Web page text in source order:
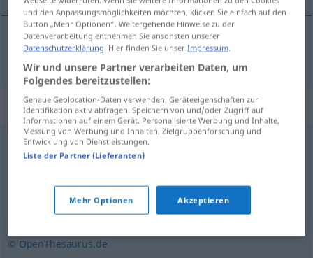
zmérjati beschimpfen
Synonyme für "beschimpfen"
herabsetzen,beleidigen,beschmutzen
anschnauzen,anfahren (ugs.),zurechtweisen,
auseinandernehmen (ugs.)
© OpenThesaurus.de
und den Anpassungsmöglichkeiten möchten, klicken Sie einfach auf den
Button „Mehr Optionen“. Weitergehende Hinweise zu der
Datenverarbeitung entnehmen Sie ansonsten unserer
Datenschutzerklärung. Hier finden Sie unserImpressum.
Wir und unsere Partner verarbeiten Daten, um
Folgendes bereitzustellen:
Genaue Geolocation-Daten verwenden. Geräteeigenschaften zur
Identifikation aktiv abfragen. Speichern von und/oder Zugriff auf
Informationen auf einem Gerät. Personalisierte Werbung und Inhalte,
Messung von Werbung und Inhalten, Zielgruppenforschung und
Entwicklung von Dienstleistungen.
Liste der Partner (Lieferanten)
Mehr Optionen Akzeptieren